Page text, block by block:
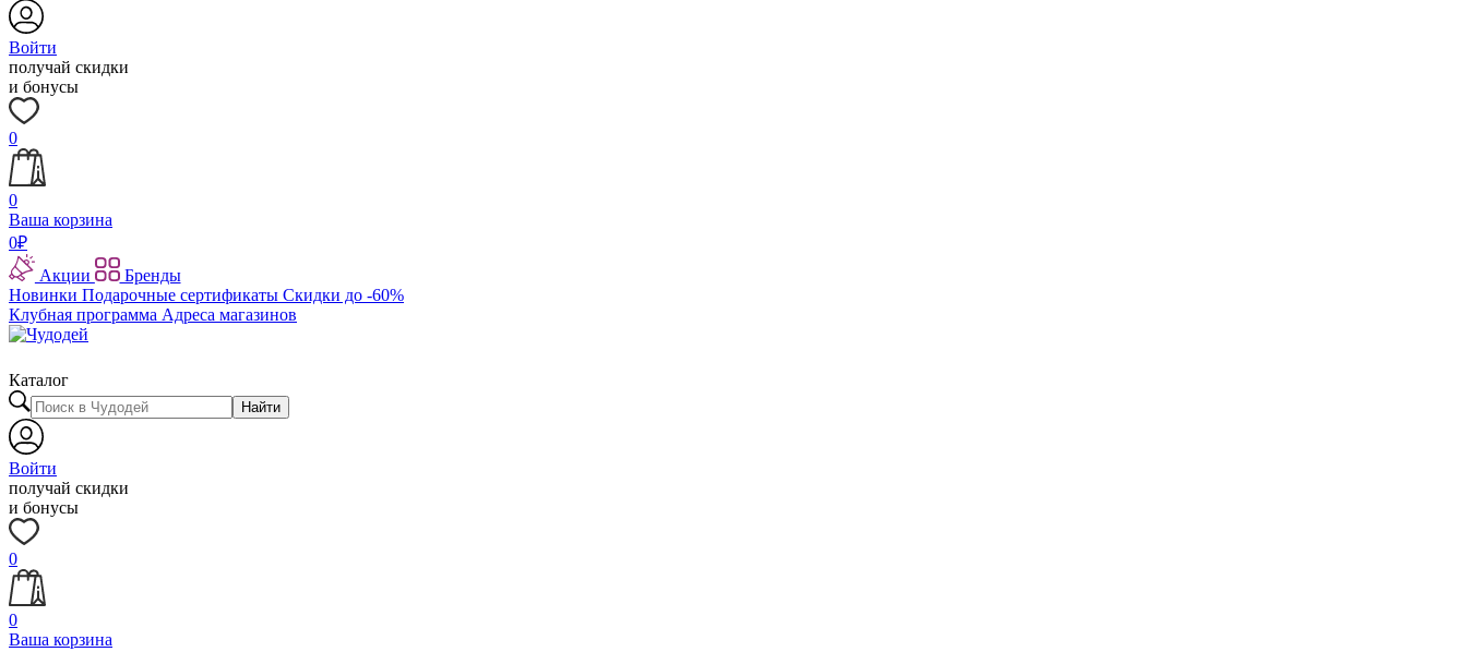
Войти
получай скидки
и бонусы
0
0
Ваша корзина
0₽
Акции
Бренды
Новинки Подарочные сертификаты Скидки до -60%
Клубная программа Адреса магазинов
Каталог
Найти
Войти
получай скидки
и бонусы
0
0
Ваша корзина